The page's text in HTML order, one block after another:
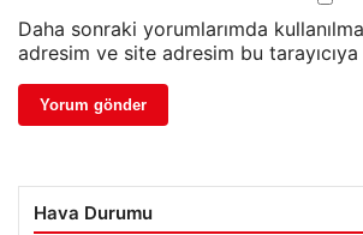
Daha sonraki yorumlarımda
adresim ve site adresim bu
Hava Durumu